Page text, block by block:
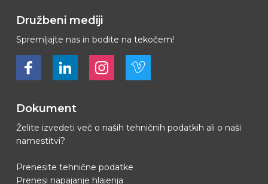
Družbeni mediji
Spremljajte nas in bodite na tekočem!
Bekijk ons op FacebookBekijk ons op LinkedInBekijk ons op LinkedInBekijk ons op Vimeo
Dokument
Želite izvedeti več o naših tehničnih podatkih ali o naši
namestitvi?
Prenesite tehnične podatke
Prenesi napajanje hlajenja